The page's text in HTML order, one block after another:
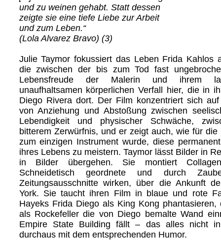
und zu weinen gehabt. Statt dessen
zeigte sie eine tiefe Liebe zur Arbeit
und zum Leben.“
(Lola Alvarez Bravo) (3)
Julie Taymor fokussiert das Leben Frida Kahlos
die zwischen der bis zum Tod fast
Lebensfreude der Malerin und ihrem
unaufhaltsamen körperlichen Verfall hier, die in
Diego Rivera dort. Der Film konzentriert sich
von Anziehung und Abstoßung zwischen
Lebendigkeit und physischer Schwäche,
bitterem Zerwürfnis, und er zeigt auch, wie für
zum einzigen Instrument wurde, diese
ihres Lebens zu meistern. Taymor lässt Bilder in
in Bilder übergehen. Sie montiert
Schneidetisch geordnete und durch
Zeitungsausschnitte wirken, über die Ankunft
York. Sie taucht ihren Film in blaue und rote
Hayeks Frida Diego als King Kong phantasieren,
als Rockefeller die von Diego bemalte Wand
Empire State Building fällt – das alles nicht
durchaus mit dem entsprechenden Humor.